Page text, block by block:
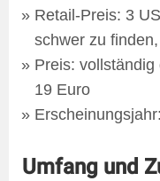
Retail-Preis: 3
schwer zu
Preis:
19 Euro
Umfang und